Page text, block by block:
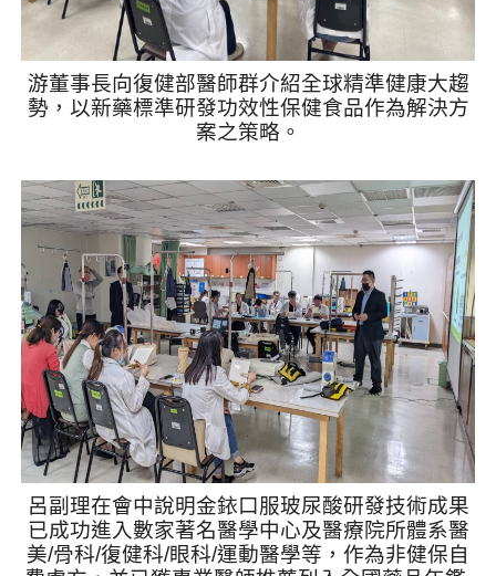
游董事長向復健部醫師群介紹全球精準健康大趨
勢，以新藥標準研發功效性保健食品作為解決方
案之策略。
呂副理在會中說明金銥口服玻尿酸研發技術成果
已成功進入數家著名醫學中心及醫療院所體系醫
美/骨科/復健科/眼科/運動醫學等，作為非健保自